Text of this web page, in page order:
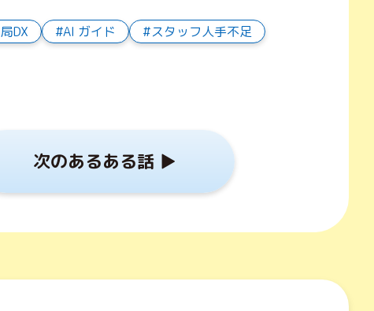
DX AI ガイド
スタッフ人手不足
次のあるある話 ▶︎